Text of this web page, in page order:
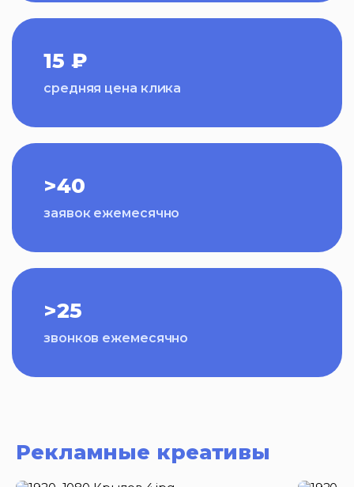
15 ₽
средняя цена клика
>40
заявок ежемесячно
>25
звонков ежемесячно
Рекламные креативы